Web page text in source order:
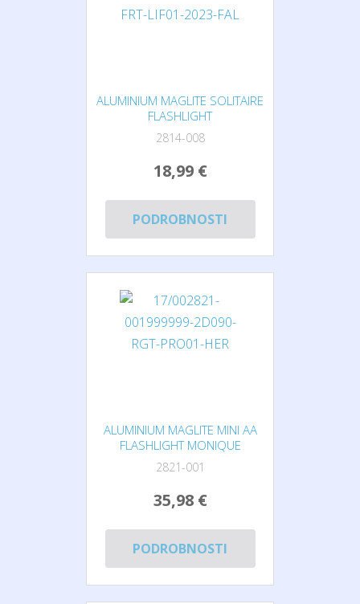
ALUMINIUM MAGLITE SOLITAIRE
FLASHLIGHT
2814-008
18,99 €
PODROBNOSTI
ALUMINIUM MAGLITE MINI AA
FLASHLIGHT MONIQUE
2821-001
35,98 €
PODROBNOSTI